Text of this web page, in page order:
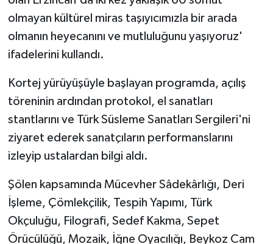
olmayan kültürel miras taşıyıcımızla bir arada
olmanın heyecanını ve mutluluğunu yaşıyoruz'
ifadelerini kullandı.
Kortej yürüyüşüyle başlayan programda, açılış
töreninin ardından protokol, el sanatları
stantlarını ve Türk Süsleme Sanatları Sergileri'ni
ziyaret ederek sanatçıların performanslarını
izleyip ustalardan bilgi aldı.
Şölen kapsamında Mücevher Sâdekârlığı, Deri
İşleme, Çömlekçilik, Tespih Yapımı, Türk
Okçuluğu, Filografi, Sedef Kakma, Sepet
Örücülüğü, Mozaik, İğne Oyacılığı, Beykoz Cam